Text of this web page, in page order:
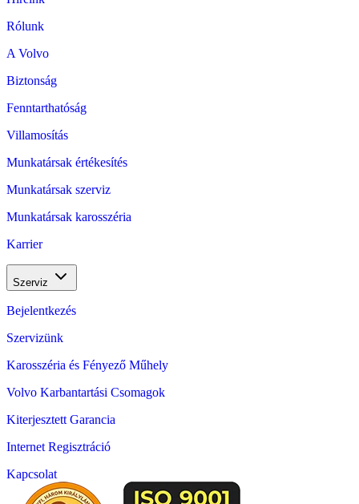
Rólunk
A Volvo
Biztonság
Fenntarthatóság
Villamosítás
Munkatársak értékesítés
Munkatársak szerviz
Munkatársak karosszéria
Karrier
Szerviz
Bejelentkezés
Szervizünk
Karosszéria és Fényező Műhely
Volvo Karbantartási Csomagok
Kiterjesztett Garancia
Internet Regisztráció
Kapcsolat